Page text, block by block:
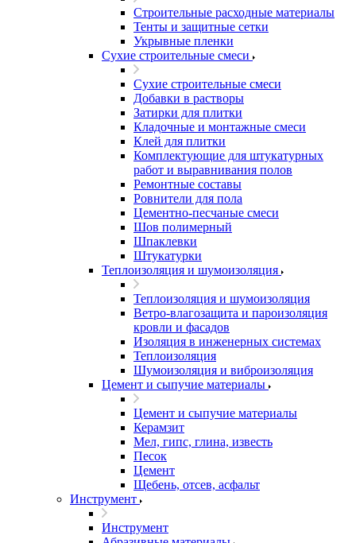
Строительные расходные материалы
Тенты и защитные сетки
Укрывные пленки
Сухие строительные смеси
Сухие строительные смеси
Добавки в растворы
Затирки для плитки
Кладочные и монтажные смеси
Клей для плитки
Комплектующие для штукатурных
работ и выравнивания полов
Ремонтные составы
Ровнители для пола
Цементно-песчаные смеси
Шов полимерный
Шпаклевки
Штукатурки
Теплоизоляция и шумоизоляция
Теплоизоляция и шумоизоляция
Ветро-влагозащита и пароизоляция
кровли и фасадов
Изоляция в инженерных системах
Теплоизоляция
Шумоизоляция и виброизоляция
Цемент и сыпучие материалы
Цемент и сыпучие материалы
Керамзит
Мел, гипс, глина, известь
Песок
Цемент
Щебень, отсев, асфальт
Инструмент
Инструмент